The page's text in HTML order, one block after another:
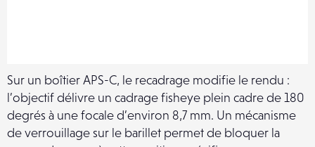
Sur un boîtier APS-C, le recadrage modifie le rendu :
l’objectif délivre un cadrage fisheye plein cadre de 180
degrés à une focale d’environ 8,7 mm. Un mécanisme
de verrouillage sur le barillet permet de bloquer la